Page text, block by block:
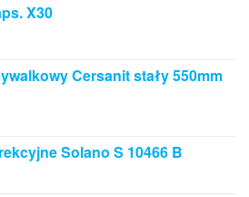
X30
Cersanit stały 550mm
Solano S 10466 B